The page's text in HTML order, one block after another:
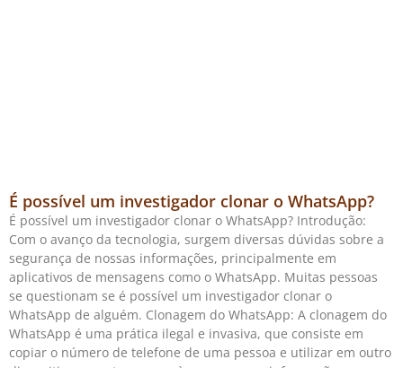
É possível um investigador clonar o WhatsApp?
É possível um investigador clonar o WhatsApp? Introdução:
Com o avanço da tecnologia, surgem diversas dúvidas sobre a
segurança de nossas informações, principalmente em
aplicativos de mensagens como o WhatsApp. Muitas pessoas
se questionam se é possível um investigador clonar o
WhatsApp de alguém. Clonagem do WhatsApp: A clonagem do
WhatsApp é uma prática ilegal e invasiva, que consiste em
copiar o número de telefone de uma pessoa e utilizar em outro